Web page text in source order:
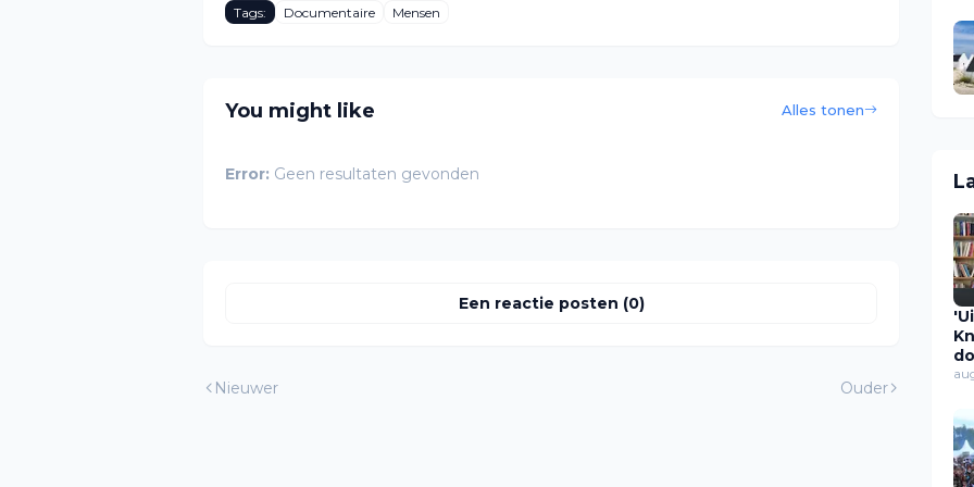
Tags: Documentaire Mensen
You might like Alles tonen
Error: Geen resultaten gevonden
Een reactie posten (0)
Nieuwer Ouder